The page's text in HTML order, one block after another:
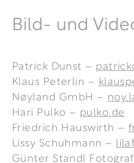
Bild- und
Patrick Dunst –
Klaus Peterlin –
Nøyland GmbH –
Hari Pulko – pulko.de
Friedrich Hauswirth –
Lissy Schuhmann –
Günter Standl